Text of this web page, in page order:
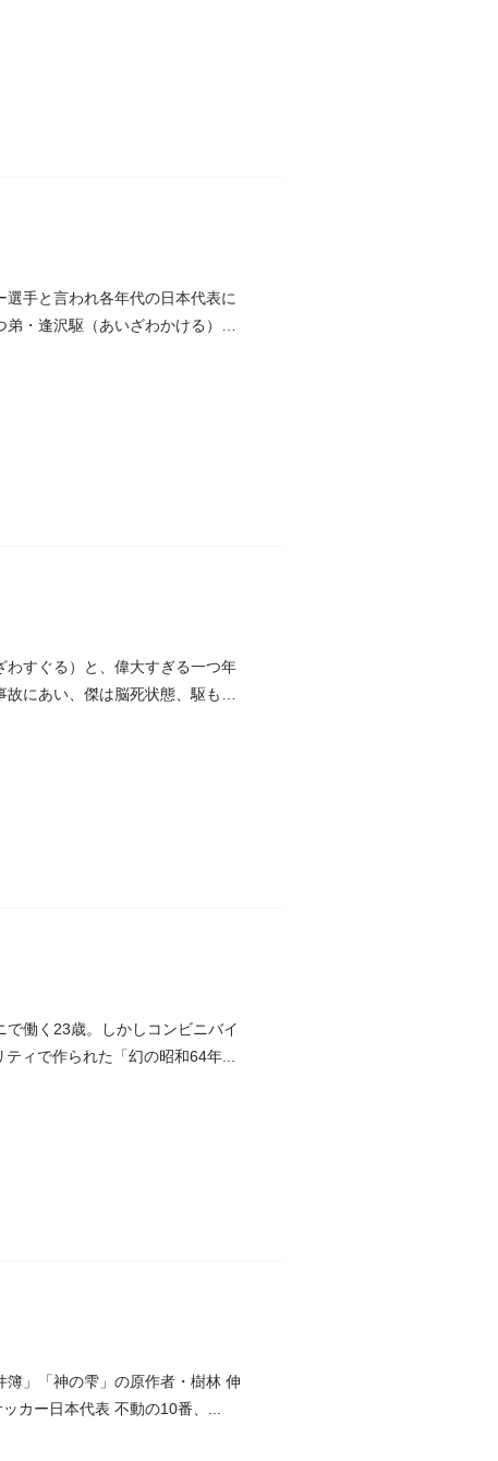
手と言われ各年代の日本代表に
・逢沢駆（あいざわかける）。
すぐる）と、偉大すぎる一つ年
にあい、傑は脳死状態、駆も非
働く23歳。しかしコンビニバイ
ィで作られた「幻の昭和64年...
」「神の雫」の原作者・樹林 伸
カー日本代表 不動の10番、...